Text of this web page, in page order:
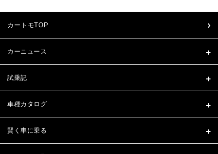
カートモTOP
カーニュース
試乗記
車種カタログ
賢く車に乗る